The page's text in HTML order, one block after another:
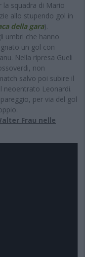
squadra di Mario
allo stupendo gol in
della gara).
umbri che hanno
un gol con
Nella ripresa Gueli
non
salvo poi subire il
neoentrato Leonardi.
per via del gol
Frau nelle